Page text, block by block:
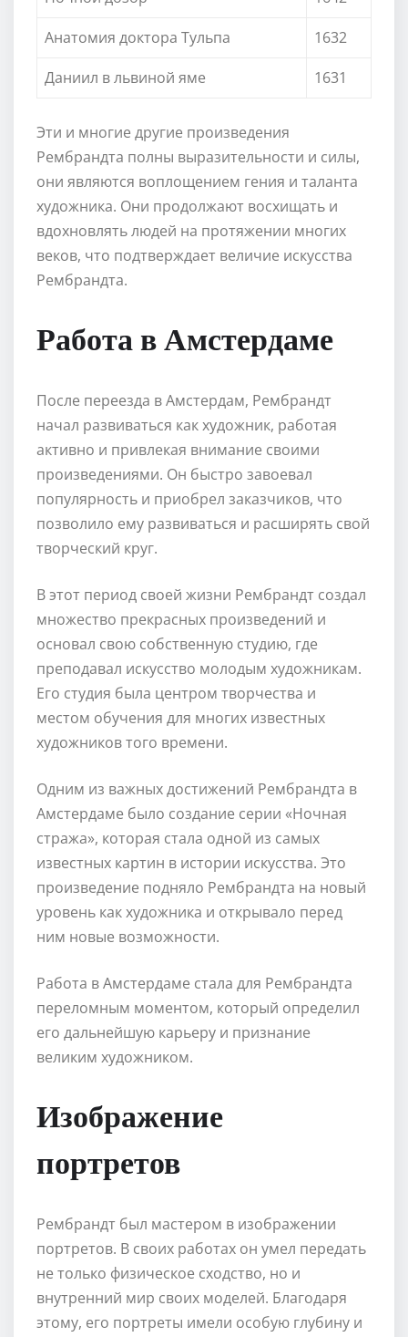
Анатомия доктора Тульпа
1632
Даниил в львиной яме
1631
Эти и многие другие произведения
Рембрандта полны выразительности и силы,
они являются воплощением гения и таланта
художника. Они продолжают восхищать и
вдохновлять людей на протяжении многих
веков, что подтверждает величие искусства
Рембрандта.
Работа в Амстердаме
После переезда в Амстердам, Рембрандт
начал развиваться как художник, работая
активно и привлекая внимание своими
произведениями. Он быстро завоевал
популярность и приобрел заказчиков, что
позволило ему развиваться и расширять свой
творческий круг.
В этот период своей жизни Рембрандт создал
множество прекрасных произведений и
основал свою собственную студию, где
преподавал искусство молодым художникам.
Его студия была центром творчества и
местом обучения для многих известных
художников того времени.
Одним из важных достижений Рембрандта в
Амстердаме было создание серии «Ночная
стража», которая стала одной из самых
известных картин в истории искусства. Это
произведение подняло Рембрандта на новый
уровень как художника и открывало перед
ним новые возможности.
Работа в Амстердаме стала для Рембрандта
переломным моментом, который определил
его дальнейшую карьеру и признание
великим художником.
Изображение
портретов
Рембрандт был мастером в изображении
портретов. В своих работах он умел передать
не только физическое сходство, но и
внутренний мир своих моделей. Благодаря
этому, его портреты имели особую глубину и